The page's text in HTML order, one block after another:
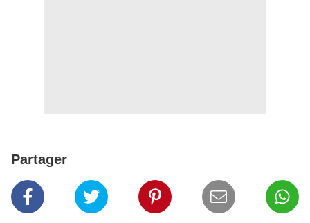
Partager